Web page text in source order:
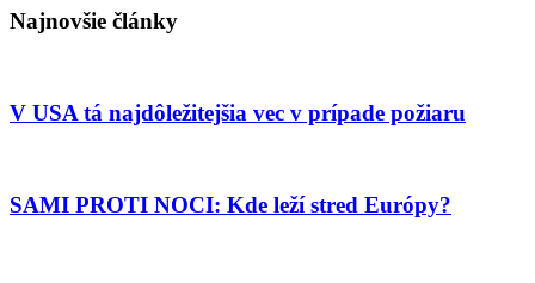
Najnovšie články
V USA tá najdôležitejšia vec v prípade požiaru
SAMI PROTI NOCI: Kde leží stred Európy?